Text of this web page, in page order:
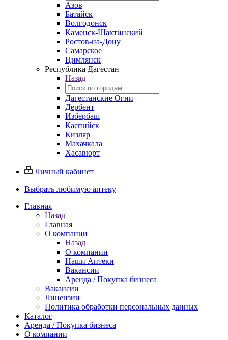
Азов
Батайск
Волгодонск
Каменск-Шахтинский
Ростов-на-Дону
Самарское
Цимлянск
Республика Дагестан
Назад
Дагестанские Огни
Дербент
Избербаш
Каспийск
Кизляр
Махачкала
Хасавюрт
Личный кабинет
Выбрать любимую аптеку
Главная
Назад
Главная
О компании
Назад
О компании
Наши Аптеки
Вакансии
Аренда / Покупка бизнеса
Вакансии
Лицензии
Политика обработки персональных данных
Каталог
Аренда / Покупка бизнеса
О компании